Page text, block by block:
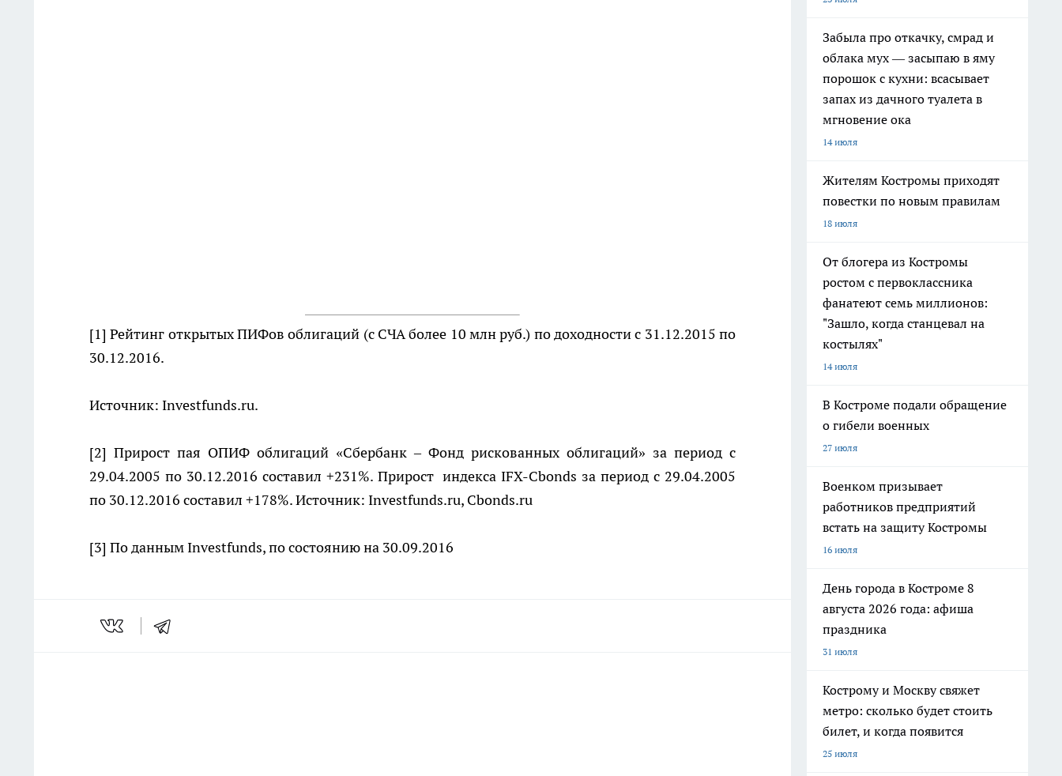
[1] Рейтинг открытых ПИФов облигаций (с СЧА более 10 млн руб.) по доходности с 31.12.2015 по
30.12.2016.
Источник: Investfunds.ru.
[2] Прирост пая ОПИФ облигаций «Сбербанк – Фонд рискованных облигаций» за период с
29.04.2005 по 30.12.2016 составил +231%. Прирост индекса IFX-Cbonds за период с 29.04.2005
по 30.12.2016 составил +178%. Источник: Investfunds.ru, Cbonds.ru
[3] По данным Investfunds, по состоянию на 30.09.2016
Забыла про откачку, смрад и
облака мух — засыпаю в яму
порошок с кухни: всасывает
запах из дачного туалета в
мгновение ока
14 июля
Жителям Костромы приходят
повестки по новым правилам
18 июля
От блогера из Костромы
ростом с первоклассника
фанатеют семь миллионов:
"Зашло, когда станцевал на
костылях"
14 июля
В Костроме подали обращение
о гибели военных
27 июля
Военком призывает
работников предприятий
встать на защиту Костромы
16 июля
День города в Костроме 8
августа 2026 года: афиша
праздника
31 июля
Кострому и Москву свяжет
метро: сколько будет стоить
билет, и когда появится
25 июля